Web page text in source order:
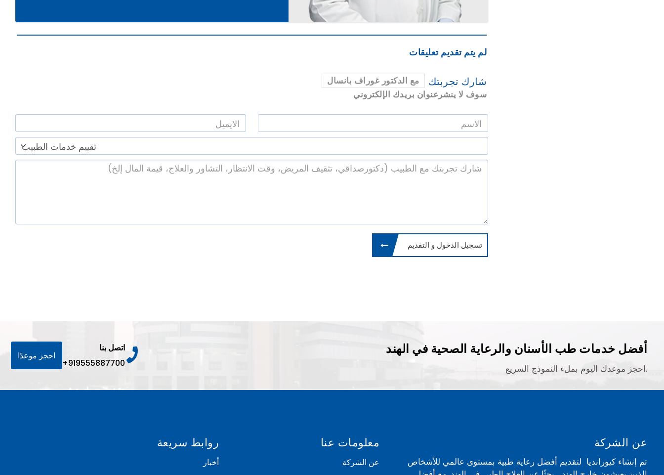
لم يتم تقديم تعليقات
شارك تجربتك
مع الدكتور غوراف بانسال
سوف لا ينشرعنوان بريدك الإلكتروني
تسجيل الدخول و التقديم
أفضل خدمات طب الأسنان والرعاية الصحية في الهند
احجز موعدك اليوم بملء النموذج السريع.
اتصل بنا
+919555887700
احجز موعدًا
عن الشركة
تم إنشاء كيورانديا لتقديم أفضل رعاية طبية بمستوى عالمي للأشخاص
معلومات عنا
عن الشركة
روابط سريعة
أخبار